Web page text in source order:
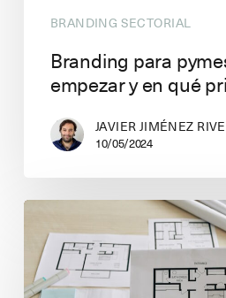
BRANDING SECTORIAL
Branding para
empezar y en qué
JAVIER JIMÉNEZ
10/05/2024